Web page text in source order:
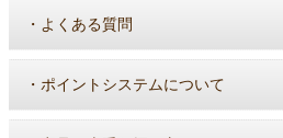
・ よくある質問
・ ポイントシステムについて